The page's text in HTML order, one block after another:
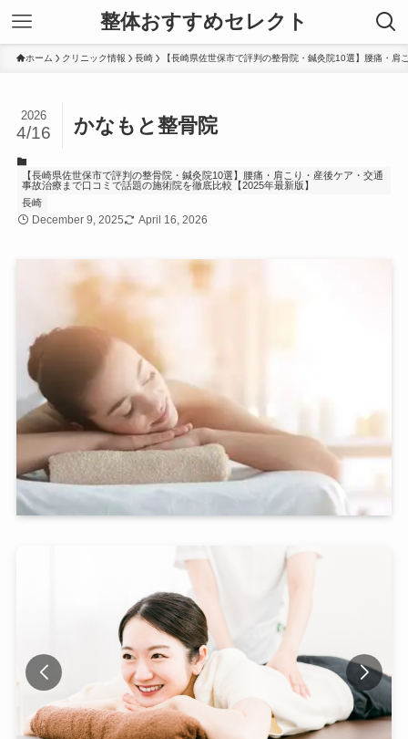
整体おすすめセレクト
ホーム クリニック情報 長崎 【長崎県佐世保市で評判の整骨院・鍼灸院10選】腰痛・
かなもと整骨院
2026
4/16
【長崎県佐世保市で評判の整骨院・鍼灸院10選】腰痛・肩こり・産後ケア・交通
事故治療まで口コミで話題の施術院を徹底比較【2025年最新版】
長崎
December 9, 2025 April 16, 2026